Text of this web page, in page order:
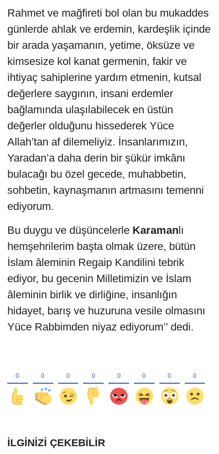
Rahmet ve mağfireti bol olan bu mukaddes
günlerde ahlak ve erdemin, kardeşlik içinde
bir arada yaşamanın, yetime, öksüze ve
kimsesize kol kanat germenin, fakir ve
ihtiyaç sahiplerine yardım etmenin, kutsal
değerlere saygının, insani erdemler
bağlamında ulaşılabilecek en üstün
değerler olduğunu hissederek Yüce
Allah’tan af dilemeliyiz. İnsanlarımızın,
Yaradan’a daha derin bir şükür imkânı
bulacağı bu özel gecede, muhabbetin,
sohbetin, kaynaşmanın artmasını temenni
ediyorum.
Bu duygu ve düşüncelerle Karamanlı
hemşehrilerim başta olmak üzere, bütün
İslam âleminin Regaip Kandilini tebrik
ediyor, bu gecenin Milletimizin ve İslam
âleminin birlik ve dirliğine, insanlığın
hidayet, barış ve huzuruna vesile olmasını
Yüce Rabbimden niyaz ediyorum’’ dedi.
İLGINIZI ÇEKEBILIR